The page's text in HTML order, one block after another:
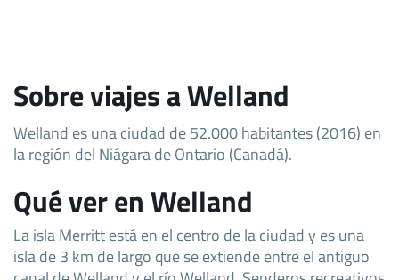
Sobre viajes a Welland
Welland es una ciudad de 52.000 habitantes (2016) en
la región del Niágara de Ontario (Canadá).
Qué ver en Welland
La isla Merritt está en el centro de la ciudad y es una
isla de 3 km de largo que se extiende entre el antiguo